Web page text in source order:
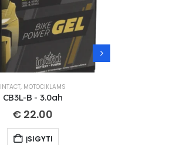
INTACT, MOTOCIKLAMS
CB3L-B - 3.0ah
€ 22.00
ĮSIGYTI